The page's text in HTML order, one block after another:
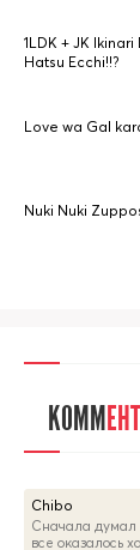
1LDK + JK
Hatsu Ecchi!!?
Love wa Gal
Nuki Nuki
КОММ
Chibo
Сначала думал
все оказалось